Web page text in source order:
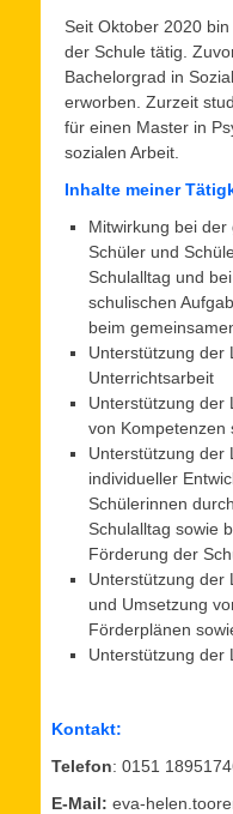
Seit Oktober 2020
der Schule tätig.
Bachelorgrad in
erworben. Zurzeit
für einen Master in
sozialen Arbeit.
Inhalte meiner
Mitwirkung bei
Schüler und
Schulalltag und
schulischen
beim
Unterstützung der
Unterrichtsarbeit
Unterstützung der
von Kompetenzen
Unterstützung der
individueller
Schülerinnen
Schulalltag sowie
Förderung der
Unterstützung der
und Umsetzung
Förderplänen
Unterstützung der
Kontakt:
Telefon: 0151
E-Mail: eva-